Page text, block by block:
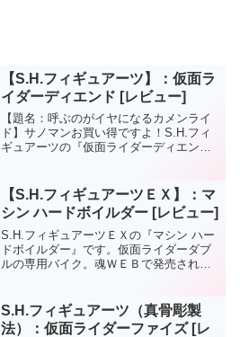
【S.H.フィギュアーツ】：仮面ラ
イダーディエンド [レビュー]
【題名：呼ぶのがイヤになるカメンライ
ド】サノマンお買い得ですよ！S.H.フィ
ギュアーツの『仮面ライダーディエン
ィエンドも記事にしときます。
【S.H.フィギュアーツＥＸ】：マ
シン ハードボイルダー [レビュー]
S.H.フィギュアーツＥＸの『マシン ハー
ドボイルダー』です。仮面ライダーダブ
ルの専用バイク。魂ＷＥＢで発売される
プレイバリューにあふれたマシンとなっ
ておりますよ。造形...
S.H.フィギュアーツ（真骨彫製
法）：仮面ライダーファイズ [レ